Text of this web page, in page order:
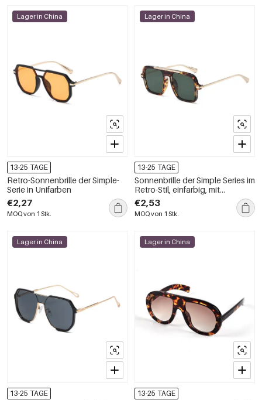
Lager in China
13-25 TAGE
Retro-Sonnenbrille der Simple-
Serie in Unifarben
€2,27
MOQ von 1 Stk.
Lager in China
13-25 TAGE
Sonnenbrille der Simple Series im
Retro-Stil, einfarbig, mit
Leopardenmuster und
Farbverlauf
€2,53
MOQ von 1 Stk.
Lager in China
13-25 TAGE
Lager in China
13-25 TAGE